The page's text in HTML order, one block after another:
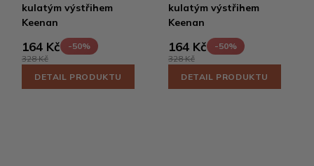
kulatým výstřihem
Keenan
164 Kč
-50%
328 Kč
DETAIL PRODUKTU
kulatým výstřihem
Keenan
164 Kč
-50%
328 Kč
DETAIL PRODUKTU